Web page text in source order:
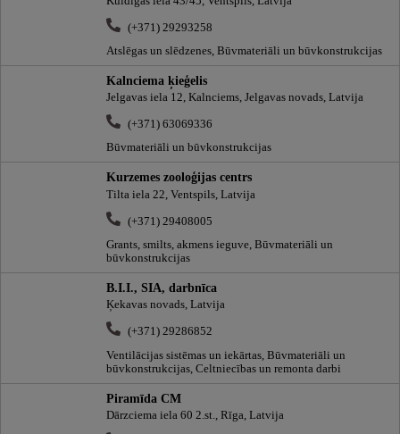
(+371) 29293258
Atslēgas un slēdzenes, Būvmateriāli un būvkonstrukcijas
Kalnciema ķieģelis
Jelgavas iela 12, Kalnciems, Jelgavas novads, Latvija
(+371) 63069336
Būvmateriāli un būvkonstrukcijas
Kurzemes zooloģijas centrs
Tilta iela 22, Ventspils, Latvija
(+371) 29408005
Grants, smilts, akmens ieguve, Būvmateriāli un
būvkonstrukcijas
B.I.I., SIA, darbnīca
Ķekavas novads, Latvija
(+371) 29286852
Ventilācijas sistēmas un iekārtas, Būvmateriāli un
būvkonstrukcijas, Celtniecības un remonta darbi
Piramīda CM
Dārzciema iela 60 2.st., Rīga, Latvija